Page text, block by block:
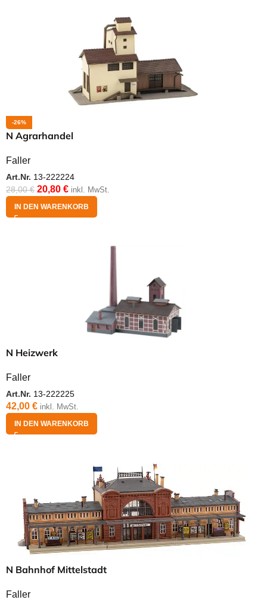
-26%
N Agrarhandel
Faller
Art.Nr. 13-222224
28,00€ 20,80 € inkl. MwSt.
IN DEN WARENKORB
N Heizwerk
Faller
Art.Nr. 13-222225
42,00 € inkl. MwSt.
IN DEN WARENKORB
N Bahnhof Mittelstadt
Faller